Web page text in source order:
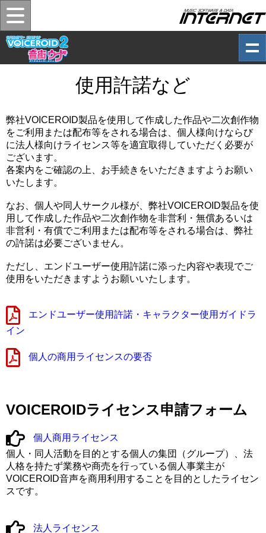
使用許諾など
弊社VOICEROID製品を使用して作成した作品や二次創作物
をご利用または配布等をされる場合は、個人様向けならび
に法人様向けライセンス等を適宜取得していただく必要が
ございます。
各案内をご確認の上、お手続きをいただきますようお願い
いたします。
なお、個人や同人サークル様が、弊社VOICEROID製品を使
用して作成した作品や二次創作物を非営利・無償あるいは
非営利・有償でご利用または配布等をされる場合は、弊社
の許諾は必要ございません。
ただし、エンドユーザー使用許諾に添った内容や表現でご
使用をいただきますようお願いいたします。
エンドユーザー使用許諾・キャラクター使用ガイドラ
イン
個人の商用ライセンスの要否
VOICEROIDライセンス申請フォーム
個人商用ライセンス
個人・同人活動を目的とする個人の集団（グループ）、法
人格を持たず業務や商売を行っている個人事業主が
VOICEROID音声を商用利用することを目的としたライセン
スです。
法人ライセンス